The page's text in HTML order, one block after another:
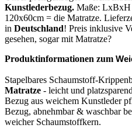
Kunstlederbezug. Maße: LxBxH
120x60cm = die Matratze.
in Deutschland! Preis inklusive
gesehen, sogar mit Matratze?
Produktinformationen zum
Stapelbares Schaumstoff-
Matratze - leicht und
Bezug aus weichem Kunstleder
Bezug, abnehmbar & waschbar
weicher Schaumstoffkern.